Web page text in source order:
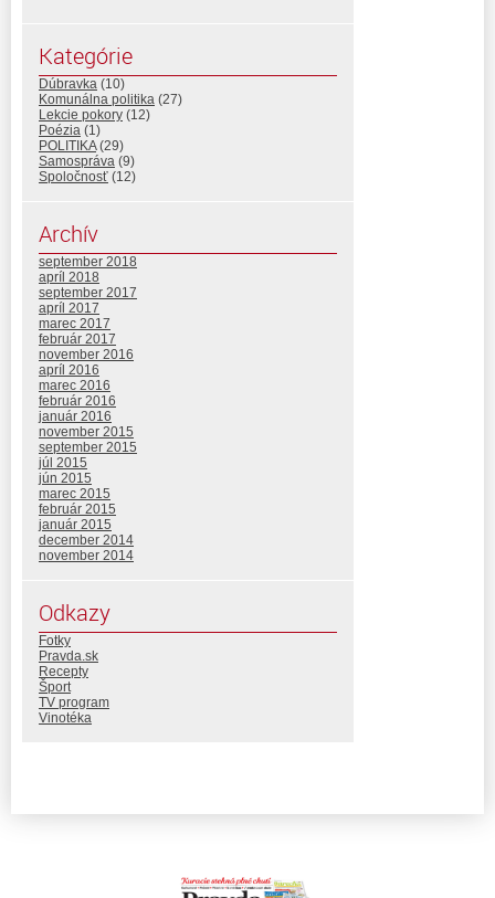
Kategórie
Dúbravka (10)
Komunálna politika (27)
Lekcie pokory (12)
Poézia (1)
POLITIKA(29)
Samospráva (9)
Spoločnosť (12)
Archív
september 2018
apríl 2018
september 2017
apríl 2017
marec 2017
február 2017
november 2016
apríl 2016
marec 2016
február 2016
január 2016
november 2015
september 2015
júl 2015
jún 2015
marec 2015
február 2015
január 2015
december 2014
november 2014
Odkazy
Fotky
Pravda.sk
Recepty
Šport
TV program
Vinotéka